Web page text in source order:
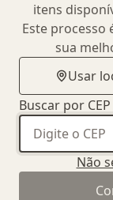
itens
Este processo
sua
Usar
Buscar por CEP
Não
Arquiteto de
Tomazzi
natureza e na
sua pesquisa
design se
Sua
uso de
a combinação
orgânicas. O